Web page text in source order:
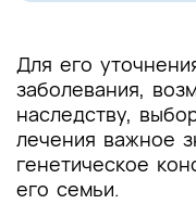
Для его
заболевания,
наследству,
лечения важное
генетическое
его семьи.